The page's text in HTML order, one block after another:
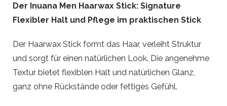
Der Inuana Men Haarwax Stick: Signature
Flexibler Halt und Pflege im praktischen Stick
Der Haarwax Stick formt das Haar, verleiht Struktur
und sorgt für einen natürlichen Look. Die angenehme
Textur bietet flexiblen Halt und natürlichen Glanz,
ganz ohne Rückstände oder fettiges Gefühl.